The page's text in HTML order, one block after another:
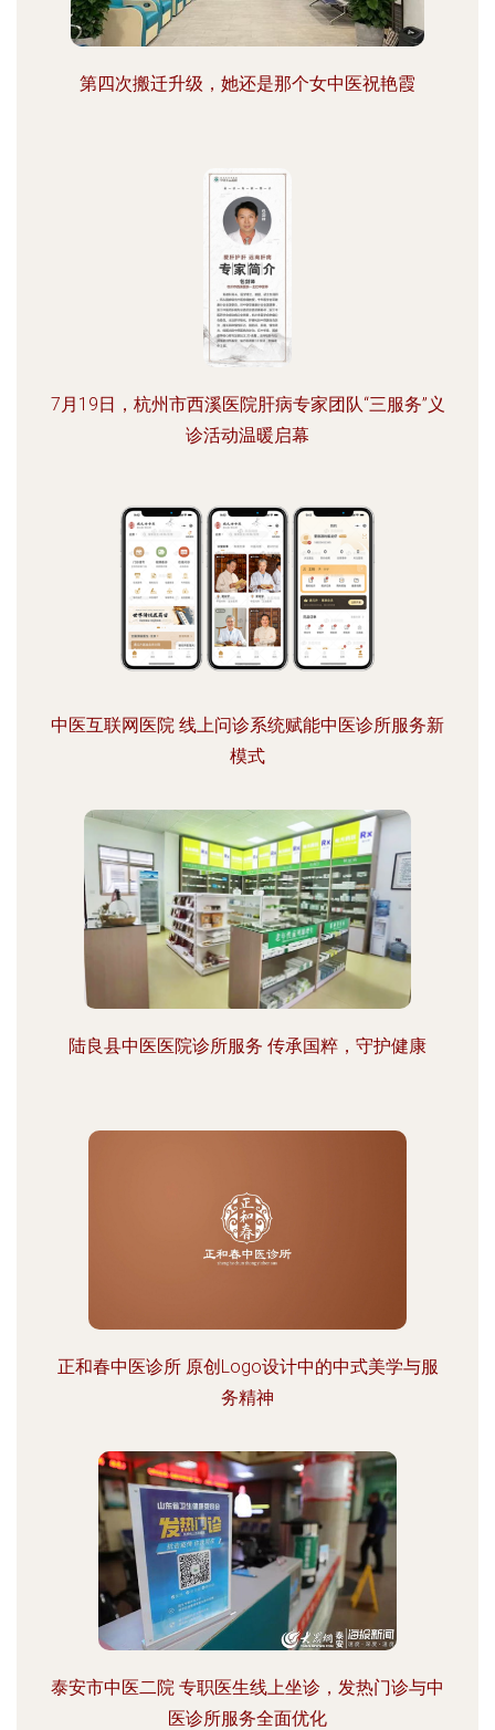
第四次搬迁升级，她还是那个女中医祝艳霞
7月19日，杭州市西溪医院肝病专家团队“三服务”义
诊活动温暖启幕
中医互联网医院 线上问诊系统赋能中医诊所服务新
模式
陆良县中医医院诊所服务 传承国粹，守护健康
正和春中医诊所 原创Logo设计中的中式美学与服
务精神
泰安市中医二院 专职医生线上坐诊，发热门诊与中
医诊所服务全面优化